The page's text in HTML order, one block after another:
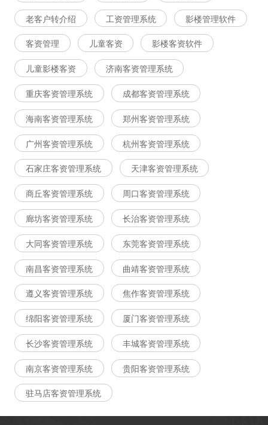
老客户转介绍 工资管理系统 影楼管理软件
客资管理 儿童客资 影楼客资软件
儿童影楼客资 济南客资管理系统
重庆客资管理系统 成都客资管理系统
海南客资管理系统 郑州客资管理系统
广州客资管理系统 杭州客资管理系统
石家庄客资管理系统 天津客资管理系统
商丘客资管理系统 周口客资管理系统
廊坊客资管理系统 长治客资管理系统
大同客资管理系统 东莞客资管理系统
南昌客资管理系统 曲靖客资管理系统
遵义客资管理系统 焦作客资管理系统
绵阳客资管理系统 厦门客资管理系统
长沙客资管理系统 丰城客资管理系统
南京客资管理系统 贵阳客资管理系统
驻马店客资管理系统